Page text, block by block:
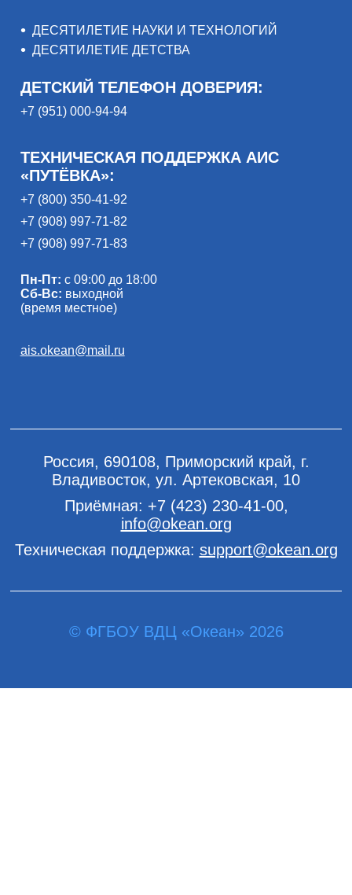
ДЕСЯТИЛЕТИЕ НАУКИ И ТЕХНОЛОГИЙ
ДЕСЯТИЛЕТИЕ ДЕТСТВА
ДЕТСКИЙ ТЕЛЕФОН ДОВЕРИЯ:
+7 (951) 000-94-94
ТЕХНИЧЕСКАЯ ПОДДЕРЖКА АИС
«ПУТЁВКА»:
+7 (800) 350-41-92
+7 (908) 997-71-82
+7 (908) 997-71-83
Пн-Пт: с 09:00 до 18:00
Сб-Вс: выходной
(время местное)
ais.okean@mail.ru
Россия, 690108, Приморский край, г.
Владивосток, ул. Артековская, 10
Приёмная: +7 (423) 230-41-00,
info@okean.org
Техническая поддержка: support@okean.org
© ФГБОУ ВДЦ «Океан» 2026